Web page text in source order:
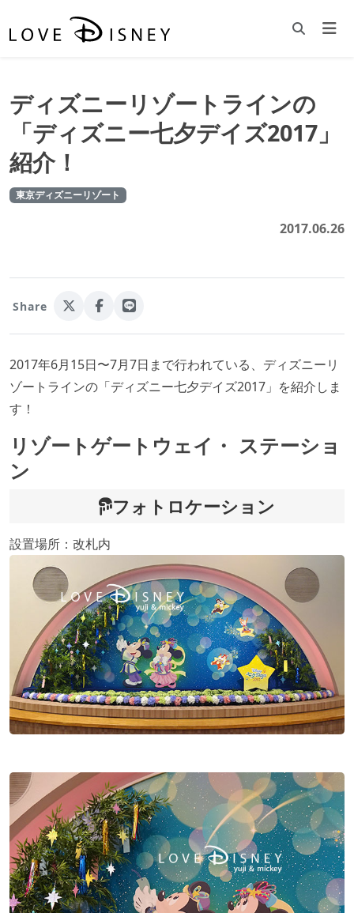
ディズニーリゾートラインの
「ディズニー七夕デイズ2017」
紹介！
東京ディズニーリゾート
2017.06.26
Share
2017年6月15日〜7月7日まで行われている、ディズニーリ
ゾートラインの「ディズニー七夕デイズ2017」を紹介しま
す！
リゾートゲートウェイ・ ステーショ
ン
フォトロケーション
設置場所：改札内